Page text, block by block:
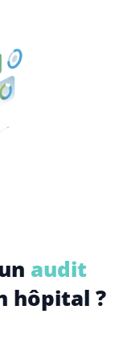
audit
hôpital ?